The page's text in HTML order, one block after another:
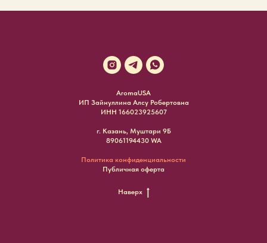
AromaUSA
ИП Зайнуллина Алсу Робертовна
ИНН 166023925607
г. Казань, Муштари 9Б
89061194430 WA
Политика конфиденциальности
Публичная оферта
Наверх